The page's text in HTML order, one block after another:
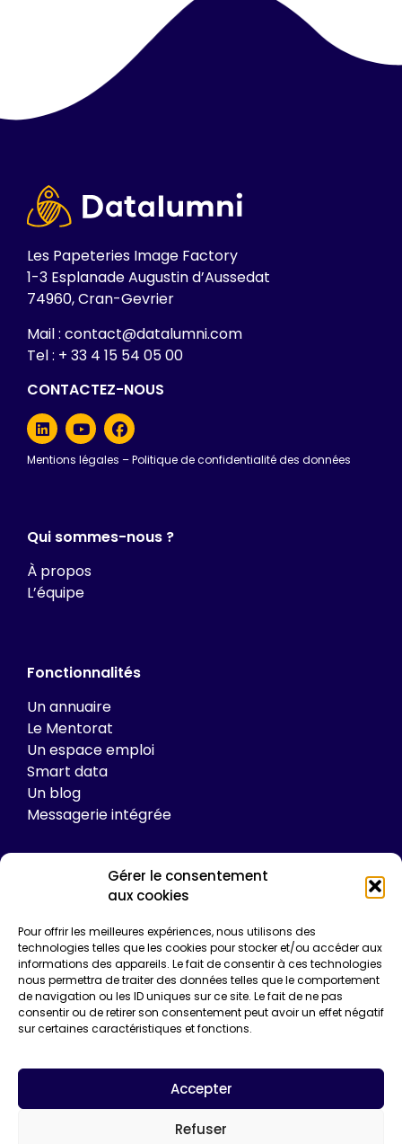
Gérer le consentement
aux cookies
Pour offrir les meilleures expériences, nous utilisons des
technologies telles que les cookies pour stocker et/ou accéder aux
informations des appareils. Le fait de consentir à ces technologies
nous permettra de traiter des données telles que le comportement
de navigation ou les ID uniques sur ce site. Le fait de ne pas
consentir ou de retirer son consentement peut avoir un effet négatif
sur certaines caractéristiques et fonctions.
Accepter
Refuser
Les Papeteries Image Factory
1-3 Esplanade Augustin d’Aussedat
74960, Cran-Gevrier
Mail : contact@datalumni.com
Tel : + 33 4 15 54 05 00
CONTACTEZ-NOUS
Mentions légales –Politique de confidentialité des données
Qui sommes-nous ?
À propos
L’équipe
Fonctionnalités
Un annuaire
Le Mentorat
Un espace emploi
Smart data
Un blog
Messagerie intégrée
Plateforme
Formations
Enquêtes de certification
Communication
Entreprise*
Email*